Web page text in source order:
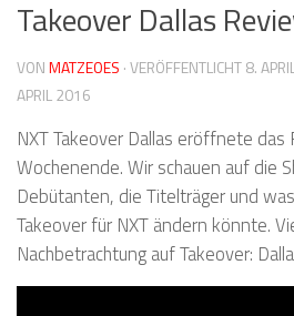
Takeover Dallas
VONMATZEOES · VERÖFFENTLICHT8.
APRIL 2016
NXT Takeover Dallas eröffnete
Wochenende. Wir schauen auf die
Debütanten, die Titelträger und
Takeover für NXT ändern könnte.
Nachbetrachtung auf Takeover: